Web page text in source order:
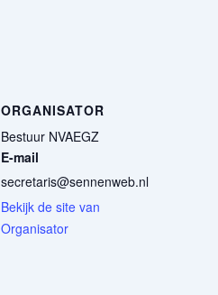
ORGANISATOR
Bestuur NVAEGZ
E-mail
secretaris@sennenweb.nl
Bekijk de site van
Organisator